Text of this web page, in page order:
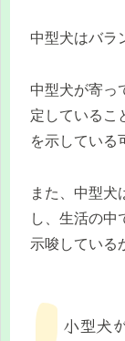
中型犬はバラ
中型犬が寄っ
定しているこ
を示している
また、中型犬
し、生活の中
示唆している
小型犬